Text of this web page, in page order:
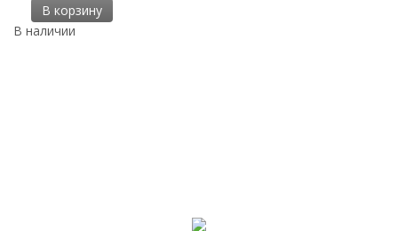
В корзину
В наличии